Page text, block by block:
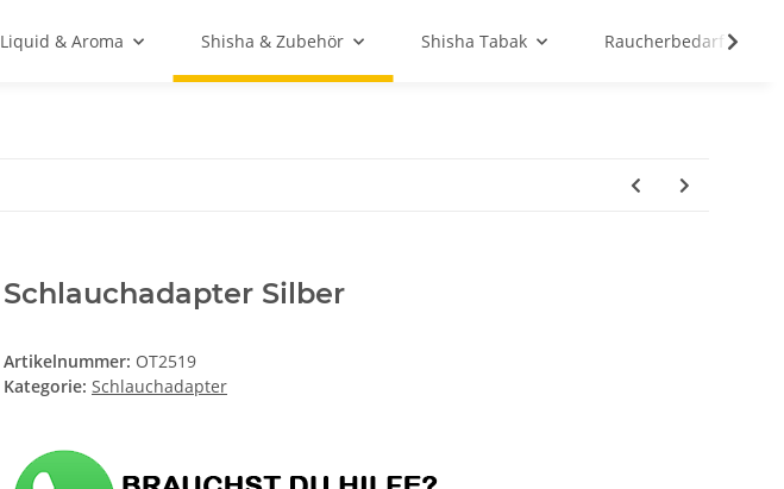
Liquid & Aroma Shisha & Zubehör Shisha Tabak Raucherbedarf
Schlauchadapter Silber
Artikelnummer: OT2519
Kategorie: Schlauchadapter